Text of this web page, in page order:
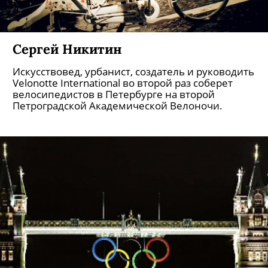
Сергей Никитин
Искусствовед, урбанист, создатель и руководить
Velonotte International во второй раз соберет
велосипедистов в Петербурге на второй
Петроградской Академической Велоночи.